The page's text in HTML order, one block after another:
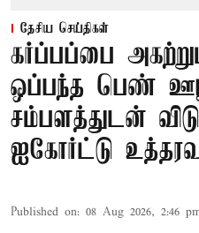
தேசிய செய்திகள்
கர்ப்பப்பை
ஒப்பந்த பெண்
சம்பளத்துடன்
ஐகோர்ட்டு
Published on: 08 Aug 2026, 2:46